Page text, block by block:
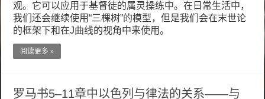
观。它可以应用于基督徒的属灵操练中。在日常生活中，
我们还会继续使用“三棵树”的模型，但是我们会在末世论
的框架下和在J曲线的视角中来使用。
阅读更多 »
罗马书5–11章中以色列与律法的关系——与